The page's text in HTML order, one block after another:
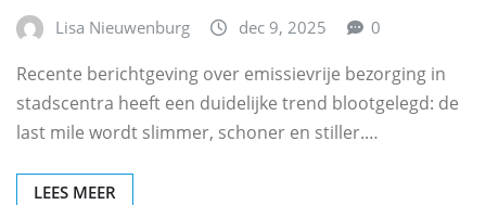
Lisa Nieuwenburg dec 9, 2025 0
Recente berichtgeving over emissievrije bezorging in
stadscentra heeft een duidelijke trend blootgelegd: de
last mile wordt slimmer, schoner en stiller.…
LEES MEER